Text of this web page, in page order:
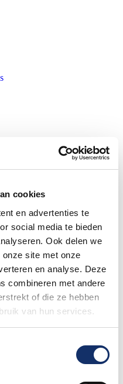
cookies
en advertenties te
social media te bieden
Ook delen we
site met onze
en analyse. Deze
combineren met andere
of die ze hebben
van hun services.